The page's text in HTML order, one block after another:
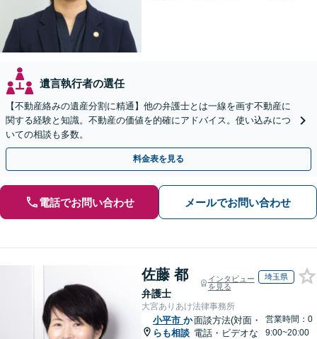
遺言執行者の選任
【不動産絡みの遺産分割に精通】他の弁護士とは一線を画す不動産に
関する経験と知識。不動産の価値を的確にアドバイス。使い込みにつ
いての相談も多数。
料金表を見る
電話でお問い合わせ メールでお問い合わせ
佐藤 都
弁護士
インタビュー
を見る
埼玉県
大宮ありあけ法律事務所
小平市 か
らも相談
面談方法(対面・
電話・ビデオな
営業時間：0
9:00~20:00